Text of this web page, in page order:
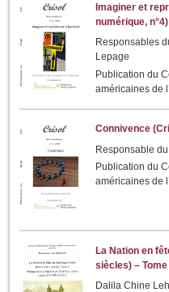
Imaginer et
numérique, n°4)
Responsables
Lepage
Publication du
américaines de
Connivence
Responsable
Publication du
américaines de
La Nation en
siècles) –
Dalila Chine